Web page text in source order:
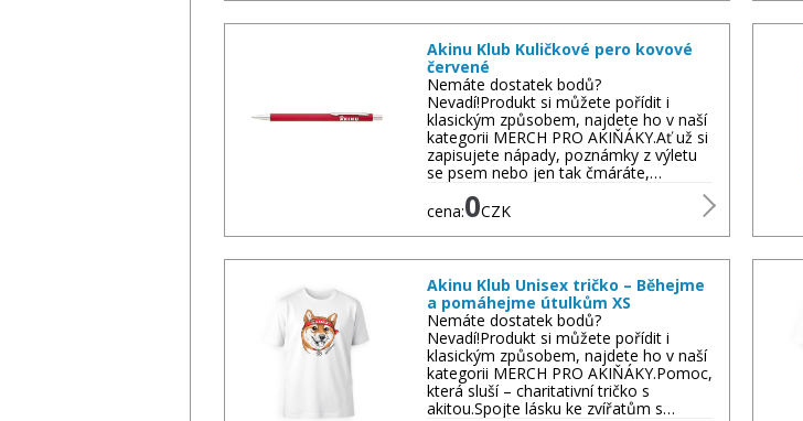
Akinu Klub Kuličkové pero kovové
červené
Nemáte dostatek bodů?
Nevadí!Produkt si můžete pořídit i
klasickým způsobem, najdete ho v naší
kategorii MERCH PRO AKIŇÁKY.Ať už si
zapisujete nápady, poznámky z výletu
se psem nebo jen tak čmáráte,…
cena:0CZK
Akinu Klub Unisex tričko – Běhejme
a pomáhejme útulkům XS
Nemáte dostatek bodů?
Nevadí!Produkt si můžete pořídit i
klasickým způsobem, najdete ho v naší
kategorii MERCH PRO AKIŇÁKY.Pomoc,
která sluší – charitativní tričko s
akitou.Spojte lásku ke zvířatům s…